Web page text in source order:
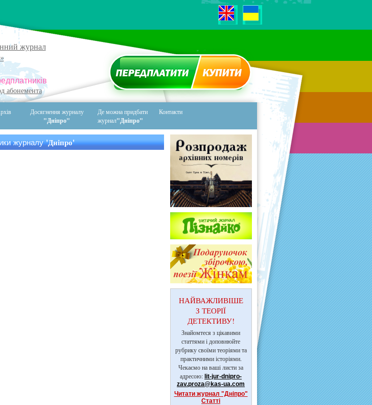
ПЕРЕДПЛАТИТИ
ЖУРНАЛ
журнал
абонемента
Досягнення журналу
"Дніпро"
Де можна придбати
журнал"Дніпро"
Контакти
журналу'Дніпро'
НАЙВАЖЛИВІШЕ
З ТЕОРІЇ
ДЕТЕКТИВУ!
Знайомтеся з цікавими
статтями і доповнюйте
рубрику своїми теоріями та
практичними історіями.
Чекаємо на ваші листи за
адресою: lit-jur-dnipro-
zav.proza@kas-ua.com
Читати журнал "Дніпро"
Статті